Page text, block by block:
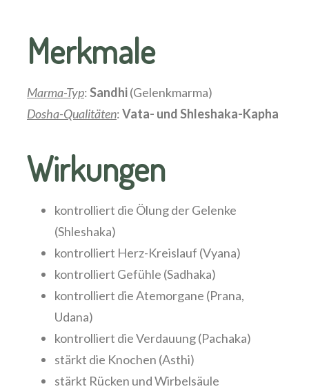
Merkmale
Marma-Typ:Sandhi(Gelenkmarma)
Dosha-Qualitäten:Vata- und Shleshaka-Kapha
Wirkungen
kontrolliert die Ölung der Gelenke
(Shleshaka)
kontrolliert Herz-Kreislauf (Vyana)
kontrolliert Gefühle (Sadhaka)
kontrolliert die Atemorgane (Prana,
Udana)
kontrolliert die Verdauung (Pachaka)
stärkt die Knochen (Asthi)
stärkt Rücken und Wirbelsäule